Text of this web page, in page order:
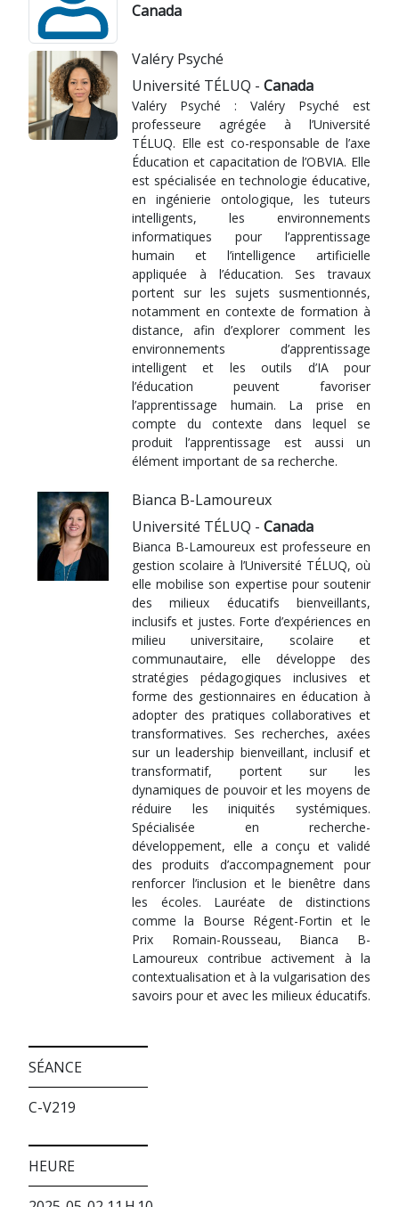
Canada
Valéry Psyché
Université TÉLUQ - Canada
Valéry Psyché : Valéry Psyché est
professeure agrégée à l’Université
TÉLUQ. Elle est co-responsable de l’axe
Éducation et capacitation de l’OBVIA. Elle
est spécialisée en technologie éducative,
en ingénierie ontologique, les tuteurs
intelligents, les environnements
informatiques pour l’apprentissage
humain et l’intelligence artificielle
appliquée à l’éducation. Ses travaux
portent sur les sujets susmentionnés,
notamment en contexte de formation à
distance, afin d’explorer comment les
environnements d’apprentissage
intelligent et les outils d’IA pour
l’éducation peuvent favoriser
l’apprentissage humain. La prise en
compte du contexte dans lequel se
produit l’apprentissage est aussi un
élément important de sa recherche.
Bianca B-Lamoureux
Université TÉLUQ - Canada
Bianca B-Lamoureux est professeure en
gestion scolaire à l’Université TÉLUQ, où
elle mobilise son expertise pour soutenir
des milieux éducatifs bienveillants,
inclusifs et justes. Forte d’expériences en
milieu universitaire, scolaire et
communautaire, elle développe des
stratégies pédagogiques inclusives et
forme des gestionnaires en éducation à
adopter des pratiques collaboratives et
transformatives. Ses recherches, axées
sur un leadership bienveillant, inclusif et
transformatif, portent sur les
dynamiques de pouvoir et les moyens de
réduire les iniquités systémiques.
Spécialisée en recherche-
développement, elle a conçu et validé
des produits d’accompagnement pour
renforcer l’inclusion et le bienêtre dans
les écoles. Lauréate de distinctions
comme la Bourse Régent-Fortin et le
Prix Romain-Rousseau, Bianca B-
Lamoureux contribue activement à la
contextualisation et à la vulgarisation des
savoirs pour et avec les milieux éducatifs.
SÉANCE
C-V219
HEURE